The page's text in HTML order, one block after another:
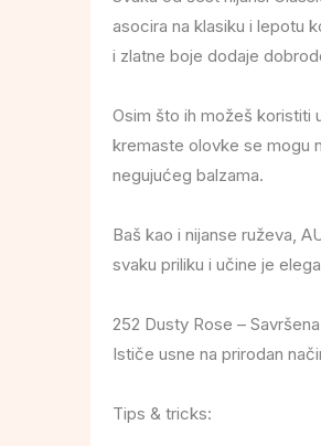
asocira na klasiku i lepotu
i zlatne boje dodaje
Osim što ih možeš koristiti
kremaste olovke se mogu
negujućeg balzama.
Baš kao i nijanse ruževa,
svaku priliku i učine je
252 Dusty Rose –
Ističe usne na prirodan
Tips & tricks: